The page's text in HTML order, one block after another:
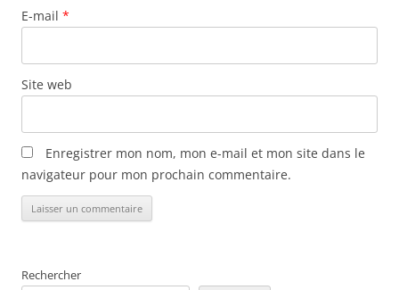
E-mail *
Site web
Enregistrer mon nom, mon e-mail et mon site dans le
navigateur pour mon prochain commentaire.
Rechercher